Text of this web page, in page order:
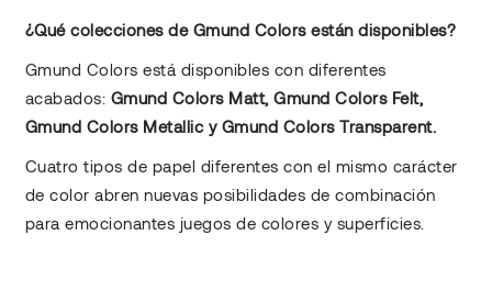
¿Qué colecciones de Gmund Colors están disponibles?
Gmund Colors está disponibles con diferentes
acabados: Gmund Colors Matt, Gmund Colors Felt,
Gmund Colors Metallic y Gmund Colors Transparent.
Cuatro tipos de papel diferentes con el mismo carácter
de color abren nuevas posibilidades de combinación
para emocionantes juegos de colores y superficies.